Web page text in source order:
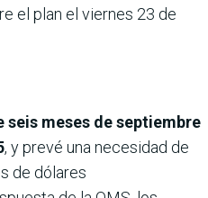
el plan el viernes 23 de
seis meses de septiembre
, y prevé una necesidad de
de dólares